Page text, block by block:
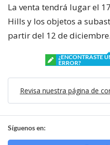
La venta tendrá lugar el
Hills y los objetos a
partir del 12 de diciembre.
¿ENCONTRASTE
ERROR?
Revisa nuestra página de
Síguenos en: